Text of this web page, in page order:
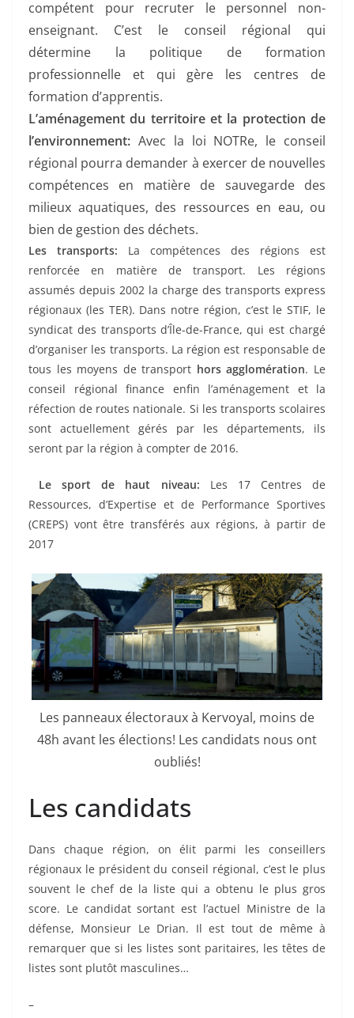
compétent pour recruter le personnel non-
enseignant. C’est le conseil régional qui
détermine la politique de formation
professionnelle et qui gère les centres de
formation d’apprentis.
L’aménagement du territoire et la protection de
l’environnement: Avec la loi NOTRe, le conseil
régional pourra demander à exercer de nouvelles
compétences en matière de sauvegarde des
milieux aquatiques, des ressources en eau, ou
bien de gestion des déchets.
L​es transports: La compétences des régions est
renforcée en matière de transport. Les régions
assumés depuis 2002 la charge des transports express
régionaux (les TER). Dans notre région, c’est le STIF, le
syndicat des transports d’Île-de-France, qui est chargé
d’organiser les transports. La région est responsable de
tous les moyens de transport hors agglomération. Le
conseil régional finance enfin l’aménagement et la
réfection de routes nationale. Si les transports scolaires
sont actuellement gérés par les départements, ils
seront par la région à compter de 2016.
Le sport de haut niveau: Les 17 Centres de
Ressources, d’Expertise et de Performance Sportives
(CREPS) vont être transférés aux régions, à partir de
2017
Les panneaux électoraux à Kervoyal, moins de
48h avant les élections! Les candidats nous ont
oubliés!
Les candidats
Dans chaque région, on élit parmi les conseillers
régionaux le président du conseil régional, c’est le plus
souvent le chef de la liste qui a obtenu le plus gros
score. Le candidat sortant est l’actuel Ministre de la
défense, Monsieur Le Drian. Il est tout de même à
remarquer que si les listes sont paritaires, les têtes de
listes sont plutôt masculines…
–